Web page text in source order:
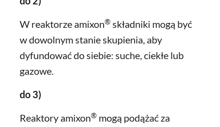
W reaktorze amixon® składniki mogą być
w dowolnym stanie skupienia, aby
dyfundować do siebie: suche, ciekłe lub
gazowe.
do 3)
Reaktory amixon® mogą podążać za